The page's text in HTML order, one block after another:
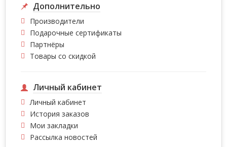
Дополнительно
Производители
Подарочные сертификаты
Партнёры
Товары со скидкой
Личный кабинет
Личный кабинет
История заказов
Мои закладки
Рассылка новостей